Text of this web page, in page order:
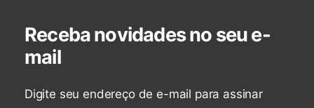
Receba novidades no seu e-
mail
Digite seu endereço de e-mail para assinar